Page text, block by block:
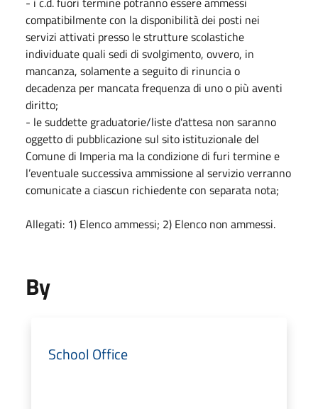
compatibilmente con la disponibilità dei posti nei
servizi attivati presso le strutture scolastiche
individuate quali sedi di svolgimento, ovvero, in
mancanza, solamente a seguito di rinuncia o
decadenza per mancata frequenza di uno o più aventi
diritto;
- le suddette graduatorie/liste d'attesa non saranno
oggetto di pubblicazione sul sito istituzionale del
Comune di Imperia ma la condizione di furi termine e
l’eventuale successiva ammissione al servizio verranno
comunicate a ciascun richiedente con separata nota;
Allegati: 1) Elenco ammessi; 2) Elenco non ammessi.
By
School Office